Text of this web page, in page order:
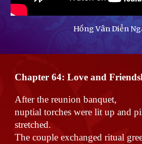
Hồng Vân Diễn
Chapter 64:Love and
After the reunion banquet,
nuptial torches were lit up and
stretched.
The couple exchanged ritual